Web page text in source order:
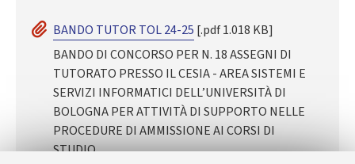
BANDO TUTOR TOL 24-25 [.pdf 1.018 KB]
BANDO DI CONCORSO PER N. 18 ASSEGNI DI
TUTORATO PRESSO IL CESIA - AREA SISTEMI E
SERVIZI INFORMATICI DELL’UNIVERSITÀ DI
BOLOGNA PER ATTIVITÀ DI SUPPORTO NELLE
PROCEDURE DI AMMISSIONE AI CORSI DI
STUDIO